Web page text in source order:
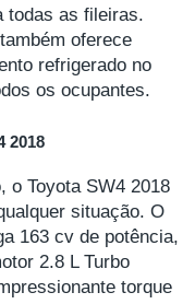
todas as fileiras.
oferece
refrigerado no
os ocupantes.
2018
o Toyota SW4 2018
situação. O
163 cv de potência,
2.8 L Turbo
torque